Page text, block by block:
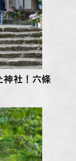
神社！六條